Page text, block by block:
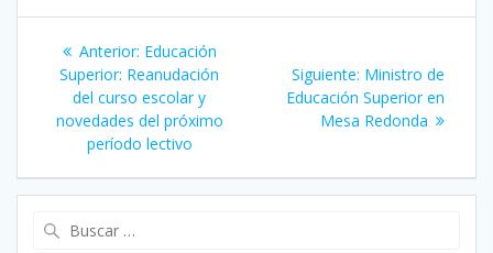
Navegación
de
entradas
Anterior: Entrada
anterior:
Educación
Superior: Reanudación
del curso escolar y
novedades del próximo
período lectivo
Siguiente: Siguiente
entrada:
Ministro de
Educación Superior en
Mesa Redonda